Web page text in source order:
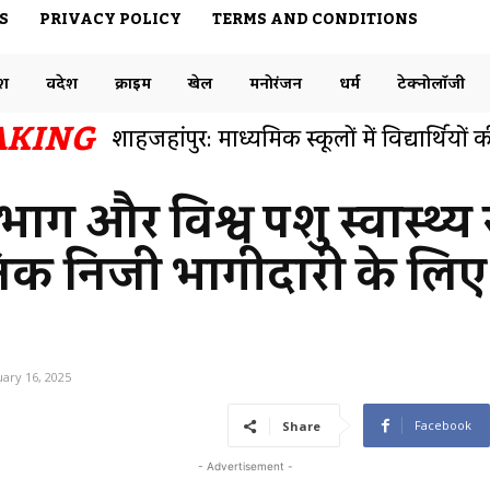
PRIVACY POLICY TERMS AND CONDITIONS
विदेश क्राइम खेल मनोरंजन धर्म टेक्नोलॉजी
बनारस रेलवे स्टेशन एक नंबर प्लेटफार्म से
समाजसेवी डॉक्टर राजेश ने ट्विटर पर रेलवे
और विश्व पशु
निजी भागीदारी के
16, 2025
Share Facebook
- Advertisement -